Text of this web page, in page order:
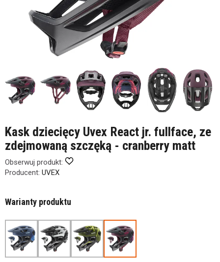
Kask dziecięcy Uvex React jr. fullface, ze
zdejmowaną szczęką - cranberry matt
Obserwuj produkt:
Producent: UVEX
Warianty produktu